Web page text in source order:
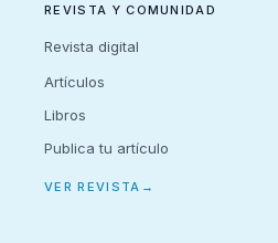
REVISTA Y COMUNIDAD
Revista digital
Artículos
Libros
Publica tu artículo
VER REVISTA →